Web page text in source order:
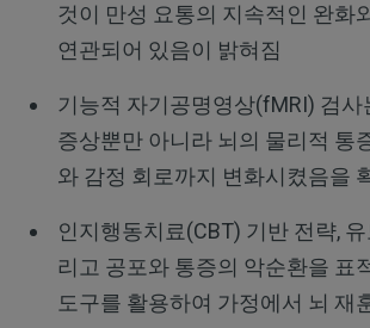
것이 만성 요통의 지속적인 완화
연관되어 있음이 밝혀짐
기능적 자기공명영상(fMRI) 검사
증상뿐만 아니라 뇌의 물리적 통
와 감정 회로까지 변화시켰음을
인지행동치료(CBT) 기반 전략, 유
리고 공포와 통증의 악순환을 표
도구를 활용하여 가정에서 뇌 재